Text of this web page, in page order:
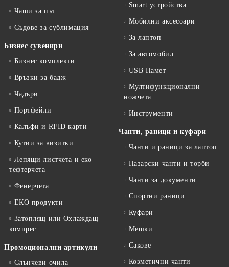
Чаши за път
Съдове за сублимация
Бизнес сувенири
Бизнес комплекти
Връзки за бадж
Чадъри
Портфейли
Калъфи и RFID карти
Кутии за визитки
Лепящи листчета и еко
тефтeрчета
Фенерчета
ЕКО продукти
Затоплящ или Охлаждащ
компрес
Промоционални артикули
Слънчеви очила
Smart устройства
Мобилни аксесоари
За лаптоп
За автомобил
USB Памет
Мултифункционални
ножчета
Инструменти
Чанти, раници и куфари
Чанти и раници за лаптоп
Пазарски чанти и торби
Чанти за документи
Спортни раници
Куфари
Мешки
Сакове
Козметични чанти